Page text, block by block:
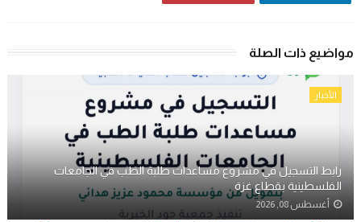
مواضيع ذات الصلة
الأخبار
رابط التسجيل في مشروع مساعدات طلبة الطب في الجامعات
الفلسطينية بقطاع غزة
أغسطس 08, 2026